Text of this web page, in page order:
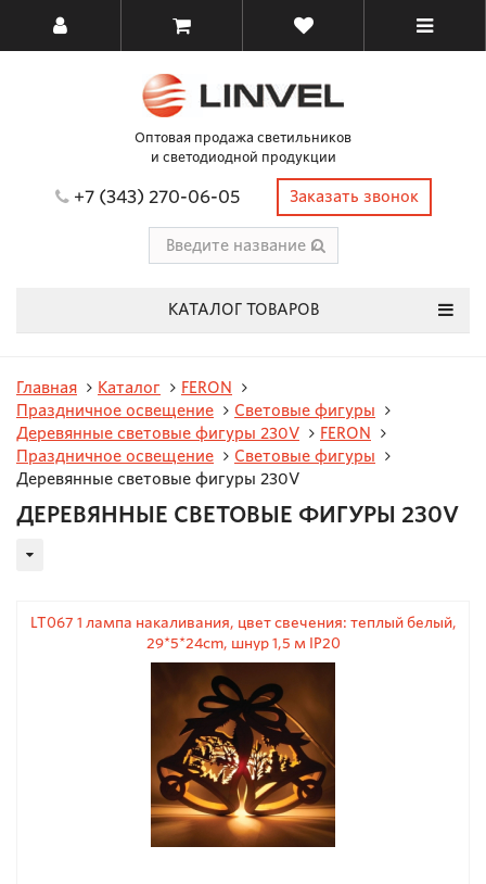
Оптовая продажа светильников
и светодиодной продукции
+7 (343) 270-06-05 Заказать звонок
КАТАЛОГ ТОВАРОВ
Главная Каталог
FERON
Праздничное освещение
Световые фигуры
Деревянные световые фигуры 230V
FERON
Праздничное освещение
Световые фигуры
Деревянные световые фигуры 230V
ДЕРЕВЯННЫЕ СВЕТОВЫЕ ФИГУРЫ 230V
LT067 1 лампа накаливания, цвет свечения: теплый белый,
29*5*24cm, шнур 1,5 м IP20